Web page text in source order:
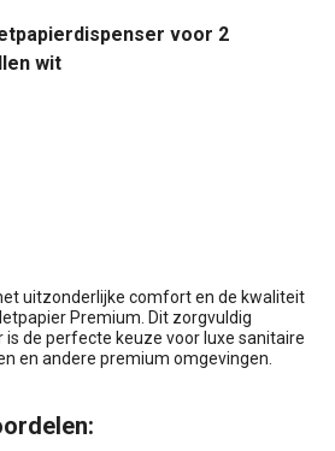
voor 2
wit
uitzonderlijke comfort en de kwaliteit
Premium. Dit zorgvuldig
de perfecte keuze voor luxe sanitaire
en andere premium omgevingen.